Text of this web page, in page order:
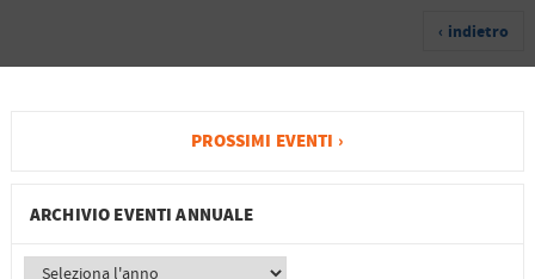
‹ indietro
PROSSIMI EVENTI ›
ARCHIVIO EVENTI ANNUALE